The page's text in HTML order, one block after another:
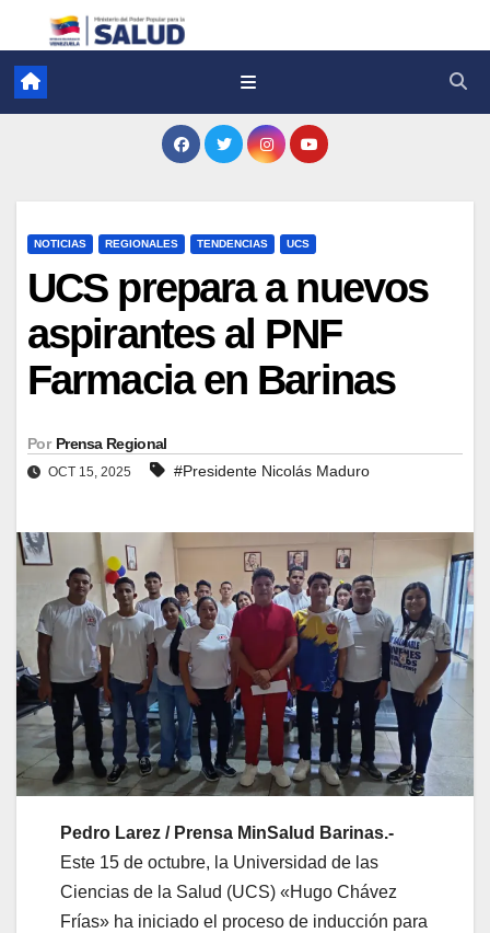
NOTICIAS REGIONALES TENDENCIAS UCS
UCS prepara a nuevos
aspirantes al PNF
Farmacia en Barinas
Por Prensa Regional
OCT 15, 2025 #Presidente Nicolás Maduro
Pedro Larez / Prensa MinSalud Barinas.-
Este 15 de octubre, la Universidad de las
Ciencias de la Salud (UCS) «Hugo Chávez
Frías» ha iniciado el proceso de inducción para